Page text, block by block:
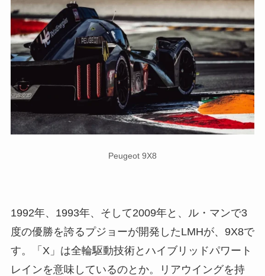
Peugeot 9X8
1992年、1993年、そして2009年と、ル・マンで3
度の優勝を誇るプジョーが開発したLMHが、9X8で
す。「X」は全輪駆動技術とハイブリッドパワート
レインを意味しているのとか。リアウイングを持